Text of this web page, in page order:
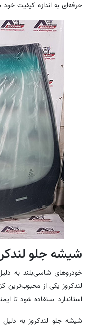
حرفه‌ای به اندازه کیفیت
شیشه جلو
خودروهای شاسی‌بلند به
لندکروز یکی از محبوب‌ترین
استاندارد استفاده شود تا
شیشه جلو لندکروز به